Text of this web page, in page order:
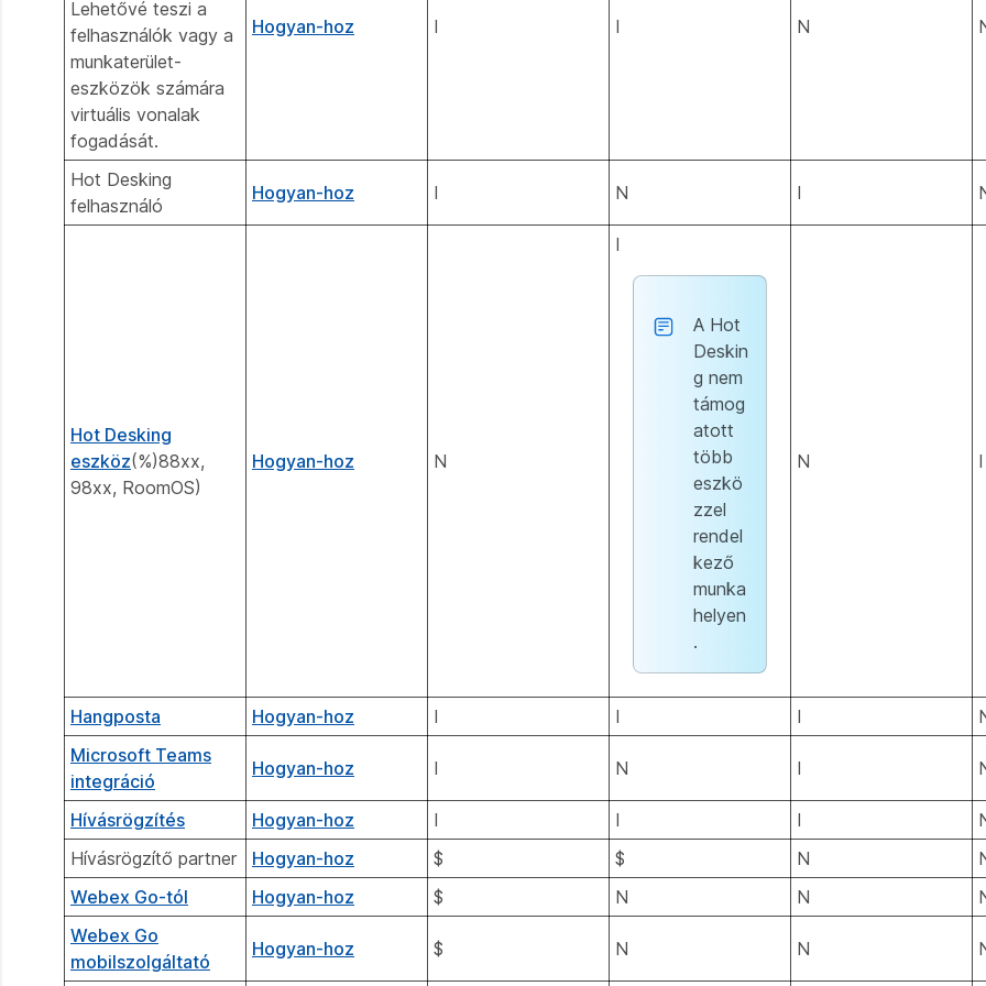
Lehetővé teszi a
felhasználók vagy a
munkaterület-
eszközök számára
virtuális vonalak
fogadását.
Hogyan-hoz I I N
Hot Desking
felhasználó
Hogyan-hoz I N I
Hot Desking
eszköz(%)88xx,
98xx, RoomOS)
Hogyan-hoz N
I
A Hot
Deskin
g nem
támog
atott
több
eszkö
zzel
rendel
kező
munka
helyen
.
N I
Hangposta Hogyan-hoz I I I
Microsoft Teams
integráció
Hogyan-hoz I N I
Hívásrögzítés Hogyan-hoz I I I
Hívásrögzítő partner
Hogyan-hoz $ $ N
Webex Go-tól
Hogyan-hoz $ N N
Webex Go
mobilszolgáltató
Hogyan-hoz $ N N